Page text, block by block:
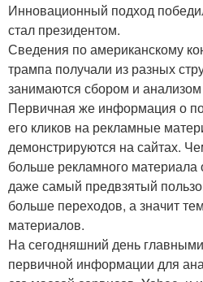
Инновационный подход
стал президентом.
Сведения по американскому
трампа получали из разных
занимаются сбором и
Первичная же информация о
его кликов на рекламные
демонстрируются на сайтах.
больше рекламного материала
даже самый предвзятый
больше переходов, а значит
материалов.
На сегодняшний день
первичной информации для